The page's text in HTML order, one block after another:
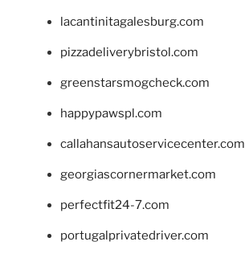
lacantinitagalesburg.com
pizzadeliverybristol.com
greenstarsmogcheck.com
happypawspl.com
callahansautoservicecenter.com
georgiascornermarket.com
perfectfit24-7.com
portugalprivatedriver.com